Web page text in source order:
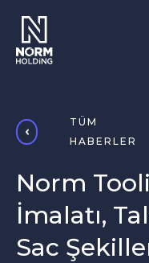
TÜM
HABERLER
Norm
İmalatı,
Sac